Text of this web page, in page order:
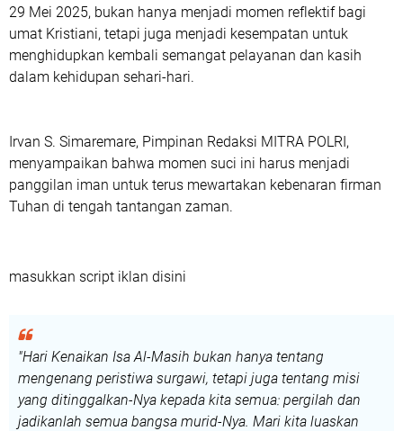
29 Mei 2025, bukan hanya menjadi momen reflektif bagi
umat Kristiani, tetapi juga menjadi kesempatan untuk
menghidupkan kembali semangat pelayanan dan kasih
dalam kehidupan sehari-hari.
Irvan S. Simaremare, Pimpinan Redaksi MITRA POLRI,
menyampaikan bahwa momen suci ini harus menjadi
panggilan iman untuk terus mewartakan kebenaran firman
Tuhan di tengah tantangan zaman.
masukkan script iklan disini
"Hari Kenaikan Isa Al-Masih bukan hanya tentang
mengenang peristiwa surgawi, tetapi juga tentang misi
yang ditinggalkan-Nya kepada kita semua: pergilah dan
jadikanlah semua bangsa murid-Nya. Mari kita luaskan